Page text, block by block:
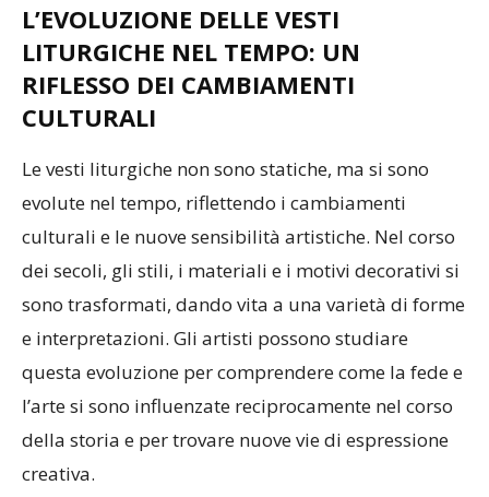
L’EVOLUZIONE DELLE VESTI
LITURGICHE NEL TEMPO: UN
RIFLESSO DEI CAMBIAMENTI
CULTURALI
Le vesti liturgiche non sono statiche, ma si sono
evolute nel tempo, riflettendo i cambiamenti
culturali e le nuove sensibilità artistiche. Nel corso
dei secoli, gli stili, i materiali e i motivi decorativi si
sono trasformati, dando vita a una varietà di forme
e interpretazioni. Gli artisti possono studiare
questa evoluzione per comprendere come la fede e
l’arte si sono influenzate reciprocamente nel corso
della storia e per trovare nuove vie di espressione
creativa.